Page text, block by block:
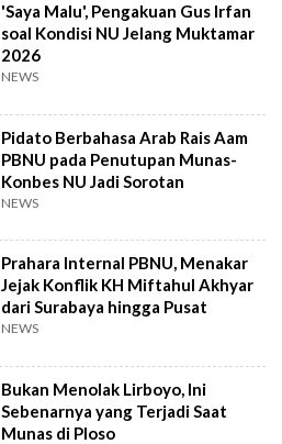
'Saya Malu', Pengakuan Gus Irfan
soal Kondisi NU Jelang Muktamar
2026
NEWS
Pidato Berbahasa Arab Rais Aam
PBNU pada Penutupan Munas-
Konbes NU Jadi Sorotan
NEWS
Prahara Internal PBNU, Menakar
Jejak Konflik KH Miftahul Akhyar
dari Surabaya hingga Pusat
NEWS
Bukan Menolak Lirboyo, Ini
Sebenarnya yang Terjadi Saat
Munas di Ploso